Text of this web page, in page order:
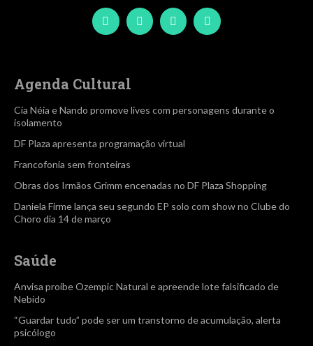
Agenda Cultural
Cia Néia e Nando promove lives com personagens durante o
isolamento
DF Plaza apresenta programação virtual
Francofonia sem fronteiras
Obras dos Irmãos Grimm encenadas no DF Plaza Shopping
Daniela Firme lança seu segundo EP solo com show no Clube do
Choro dia 14 de março
Saúde
Anvisa proíbe Ozempic Natural e apreende lote falsificado de
Nebido
“Guardar tudo” pode ser um transtorno de acumulação, alerta
psicólogo